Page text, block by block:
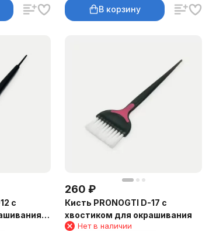
В корзину
с
260 ₽
Кисть PRONOGTI D-17 с
хвостиком для окрашивания
Нет в наличии